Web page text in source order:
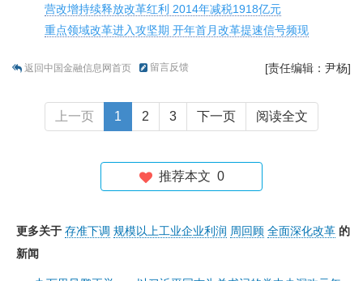
营改增持续释放改革红利 2014年减税1918亿元
重点领域改革进入攻坚期 开年首月改革提速信号频现
返回中国金融信息网首页 留言反馈 [责任编辑：尹杨]
上一页 1 2 3 下一页 阅读全文
推荐本文 0
更多关于 存准下调 规模以上工业企业利润 周回顾 全面深化改革 的
新闻